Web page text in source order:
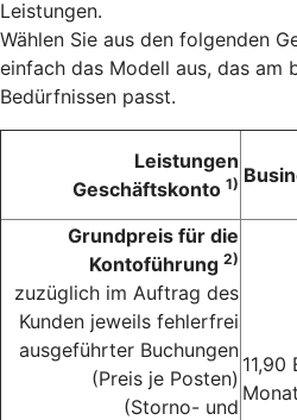
Leistungen.
Wählen Sie aus den folgenden
einfach das Modell aus, das am
Bedürfnissen passt.
Leistungen
Geschäftskonto 1)
Grundpreis für die
Kontoführung 2)
zuzüglich im Auftrag des
Kunden jeweils fehlerfrei
ausgeführter Buchungen
(Preis je Posten)
(Storno- und
11,90
Monat